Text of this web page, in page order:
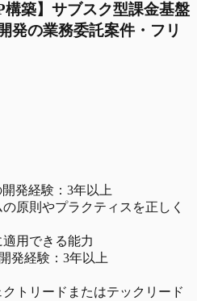
構築】サブスク型課金基盤
発の業務委託案件・フリ
開発経験：3年以上
の原則やプラクティスを正しく
用できる能力
発経験：3年以上
クトリードまたはテックリード